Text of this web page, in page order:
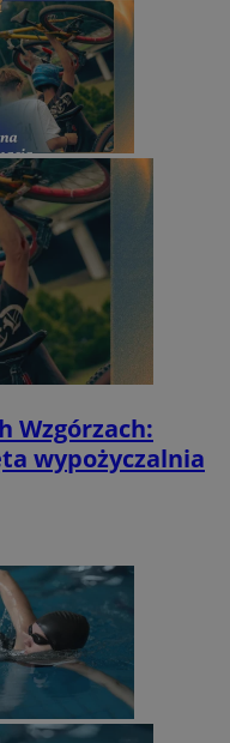
Wzgórzach:
wypożyczalnia